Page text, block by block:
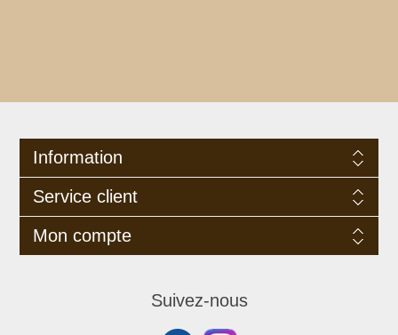
Information
Service client
Mon compte
Suivez-nous